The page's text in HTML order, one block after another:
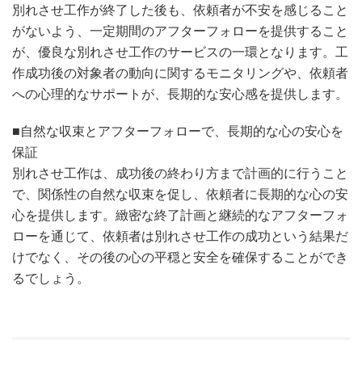
別れさせ工作が終了した後も、依頼者が不安を感じること
がないよう、一定期間のアフターフォローを提供すること
が、優良な別れさせ工作のサービスの一環となります。工
作成功後の対象者の動向に関するモニタリングや、依頼者
への心理的なサポートが、長期的な安心感を提供します。
■自然な収束とアフターフォローで、長期的な心の安心を
保証
別れさせ工作は、成功後の終わり方まで計画的に行うこと
で、関係性の自然な収束を促し、依頼者に長期的な心の安
心を提供します。緻密な終了計画と継続的なアフターフォ
ローを通じて、依頼者は別れさせ工作の成功という結果だ
けでなく、その後の心の平穏と安全を確保することができ
るでしょう。